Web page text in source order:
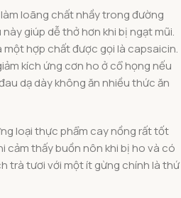
loãng chất nhầy trong đường
giúp dễ thở hơn khi bị ngạt mũi.
hợp chất được gọi là capsaicin.
kích ứng cơn ho ở cổ họng nếu
dạ dày không ăn nhiều thức ăn
loại thực phẩm cay nồng rất tốt
cảm thấy buồn nôn khi bị ho và có
trà tươi với một ít gừng chính là thứ